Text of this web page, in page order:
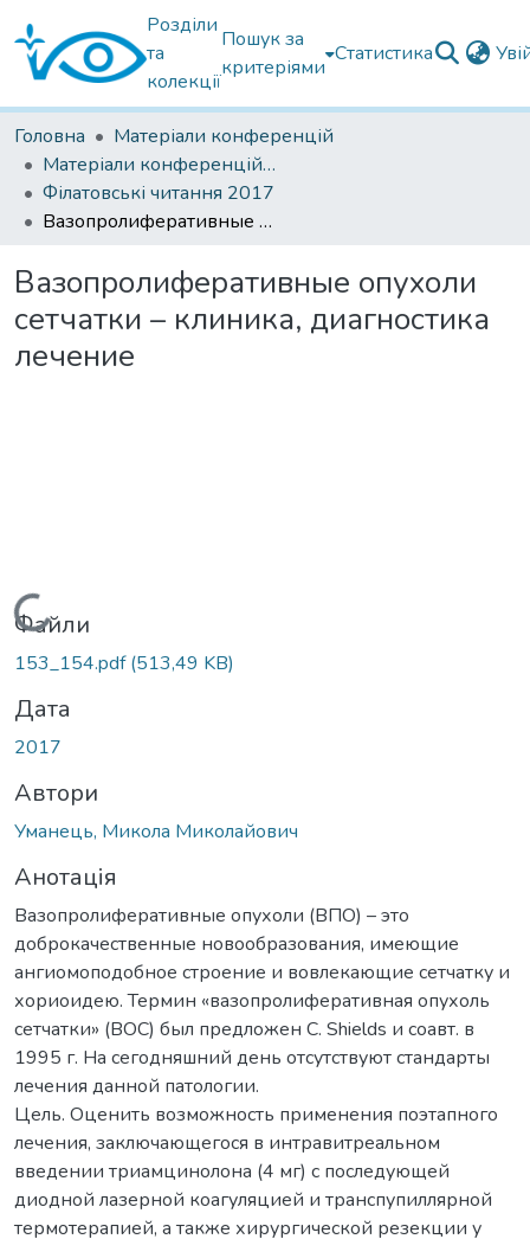
Розділи
та
колекції
Пошук за
критеріями
Статистика
Головна
Матеріали конференцій
Матеріали конференцій Інституту Філатова
Філатовські читання 2017
Вазопролиферативные опухоли сетчатки – клиника, диагностика лечение
Вазопролиферативные опухоли
сетчатки – клиника, диагностика
лечение
Вантажиться...
Файли
153_154.pdf(513,49 KB)
Дата
2017
Автори
Уманець, Микола Миколайович
Анотація
Вазопролиферативные опухоли (ВПО) – это
доброкачественные новообразования, имеющие
ангиомоподобное строение и вовлекающие сетчатку и
хориоидею. Термин «вазопролиферативная опухоль
сетчатки» (ВОС) был предложен С. Shields и соавт. в
1995 г. На сегодняшний день отсутствуют стандарты
лечения данной патологии.
Цель. Оценить возможность применения поэтапного
лечения, заключающегося в интравитреальном
введении триамцинолона (4 мг) с последующей
диодной лазерной коагуляцией и транспупиллярной
термотерапией, а также хирургической резекции у